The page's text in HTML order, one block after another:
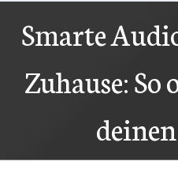
Smarte
Zuhause: